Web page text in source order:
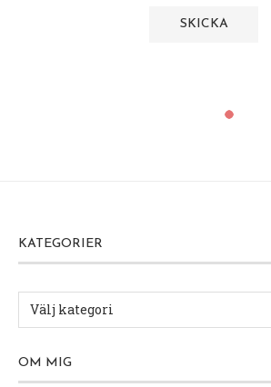
KATEGORIER
OM MIG